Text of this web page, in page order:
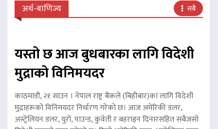
अर्थ-बाणिज्य सबै
यस्तो छ आज बुधबारका लागि विदेशी
मुद्राको विनिमयदर
काठमाडौं, २१ साउन । नेपाल राष्ट्र बैंकले (बिहीबार)का लागि विदेशी
मुद्राहरूको विनिमयदर निर्धारण गरेको छ। आज अमेरिकी डलर,
अस्ट्रेलियन डलर, युरो, पाउन्ड, कुवेती र बहराइन दिनारसहित सबैजसो